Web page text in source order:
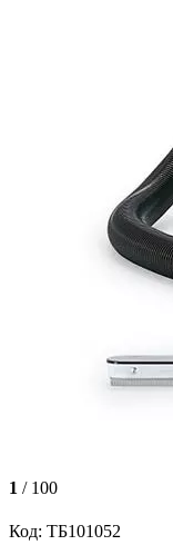
1 / 100
Код: ТБ101052